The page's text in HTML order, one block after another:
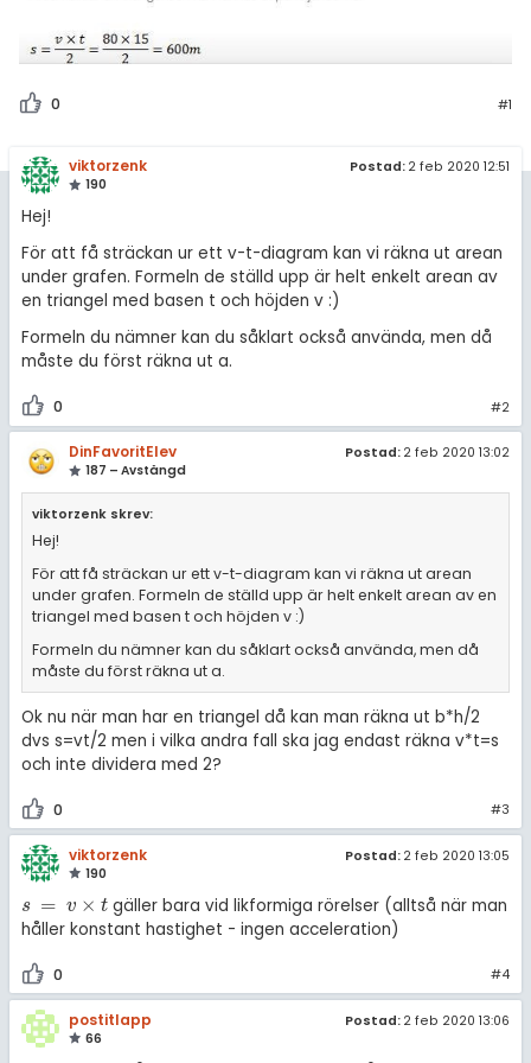
0 #1
viktorzenk
190
Postad: 2 feb 2020 12:51
Hej!
För att få sträckan ur ett v-t-diagram kan vi räkna ut arean
under grafen. Formeln de ställd upp är helt enkelt arean av
en triangel med basen t och höjden v :)
Formeln du nämner kan du såklart också använda, men då
måste du först räkna ut a.
0 #2
DinFavoritElev
187 – Avstängd
Postad: 2 feb 2020 13:02
viktorzenk skrev:
Hej!
För att få sträckan ur ett v-t-diagram kan vi räkna ut arean
under grafen. Formeln de ställd upp är helt enkelt arean av en
triangel med basen t och höjden v :)
Formeln du nämner kan du såklart också använda, men då
måste du först räkna ut a.
Ok nu när man har en triangel då kan man räkna ut b*h/2
dvs s=vt/2 men i vilka andra fall ska jag endast räkna v*t=s
och inte dividera med 2?
0 #3
viktorzenk
190
Postad: 2 feb 2020 13:05
s = v × t
s = v ×t
gäller bara vid likformiga rörelser (alltså när man
håller konstant hastighet - ingen acceleration)
0 #4
postitlapp
66
Postad: 2 feb 2020 13:06